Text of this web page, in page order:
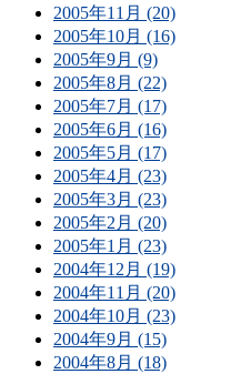
2005年11月 (20)
2005年10月 (16)
2005年9月 (9)
2005年8月 (22)
2005年7月 (17)
2005年6月 (16)
2005年5月 (17)
2005年4月 (23)
2005年3月 (23)
2005年2月 (20)
2005年1月 (23)
2004年12月 (19)
2004年11月 (20)
2004年10月 (23)
2004年9月 (15)
2004年8月 (18)